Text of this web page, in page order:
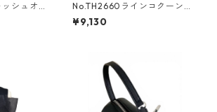
シュオ
No.TH2660ラインコクーンス
カート
¥9,130